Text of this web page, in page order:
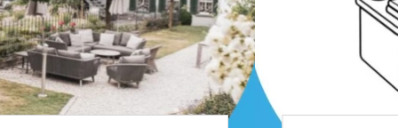
Survivorship
Piattaforma informativa